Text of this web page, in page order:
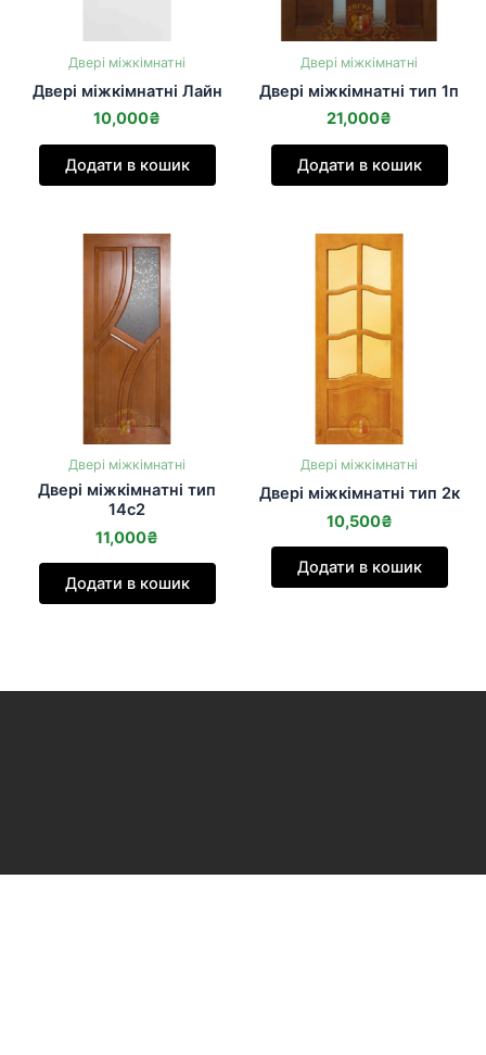
Двері міжкімнатні
Двері міжкімнатні Лайн
10,000₴
Додати в кошик
Двері міжкімнатні
Двері міжкімнатні тип 1п
21,000₴
Додати в кошик
Двері міжкімнатні
Двері міжкімнатні тип
14с2
11,000₴
Додати в кошик
Двері міжкімнатні
Двері міжкімнатні тип 2к
10,500₴
Додати в кошик